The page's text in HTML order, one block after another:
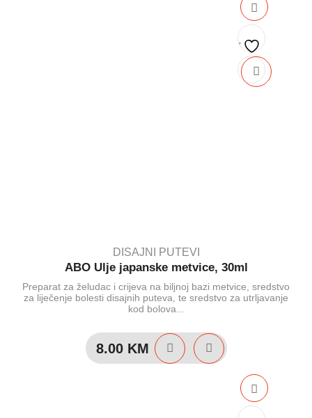
DISAJNI PUTEVI
ABO Ulje japanske metvice, 30ml
Preparat za želudac i crijeva na biljnoj bazi metvice, sredstvo
za liječenje bolesti disajnih puteva, te sredstvo za utrljavanje
kod bolova...
8.00 KM